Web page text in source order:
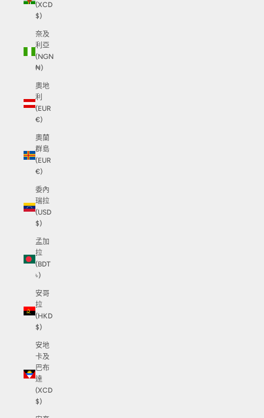
(XCD
$)
奈及
利亞
(NGN
₦)
奧地
利
(EUR
€)
奧蘭
群島
(EUR
€)
委內
瑞拉
(USD
$)
孟加
拉
(BDT
৳)
安哥
拉
(HKD
$)
安地
卡及
巴布
達
(XCD
$)